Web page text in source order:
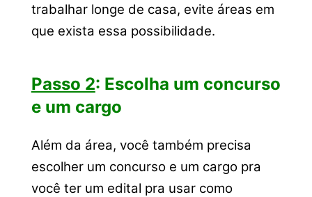
trabalhar longe de casa, evite áreas em
que exista essa possibilidade.
Passo 2: Escolha um concurso
e um cargo
Além da área, você também precisa
escolher um concurso e um cargo pra
você ter um edital pra usar como